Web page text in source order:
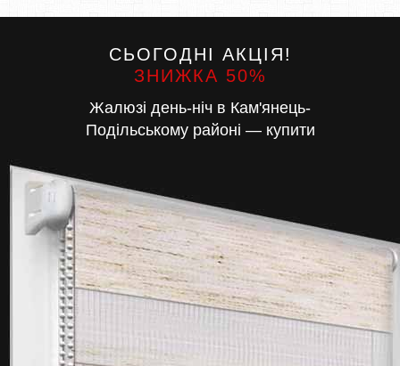
СЬОГОДНІ АКЦІЯ!
ЗНИЖКА 50%
Жалюзі день-ніч в Кам'янець-
Подільському районі — купити